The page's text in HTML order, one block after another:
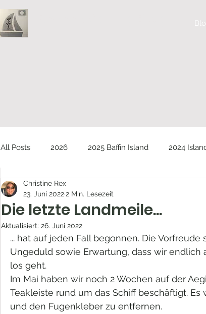
All Posts 2026 2025 Baffin Island 2024
2023 Spitzbergen & Norwegen
Die letzte Landmeile...
Christine Rex
23. Juni 20222 Min. Lesezeit
Aktualisiert: 26. Juni 2022
... hat auf jeden Fall begonnen. Die
Ungeduld sowie Erwartung, dass wir endlich
los geht.
Im Mai haben wir noch 2 Wochen auf der
Teakleiste rund um das Schiff beschäftigt. Es
und den Fugenkleber zu entfernen.